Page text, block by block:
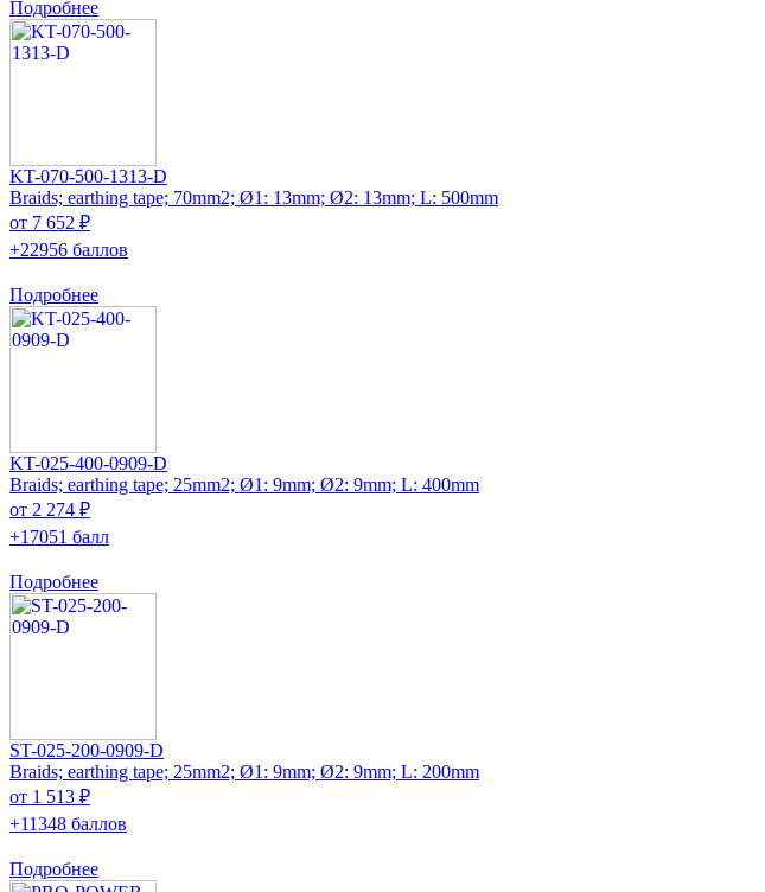
Подробнее
KT-070-500-1313-D
Braids; earthing tape; 70mm2; Ø1: 13mm; Ø2: 13mm; L: 500mm
от 7 652 ₽
+22956 баллов
Подробнее
KT-025-400-0909-D
Braids; earthing tape; 25mm2; Ø1: 9mm; Ø2: 9mm; L: 400mm
от 2 274 ₽
+17051 балл
Подробнее
ST-025-200-0909-D
Braids; earthing tape; 25mm2; Ø1: 9mm; Ø2: 9mm; L: 200mm
от 1 513 ₽
+11348 баллов
Подробнее